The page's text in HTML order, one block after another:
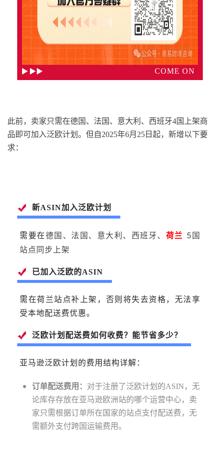
COME ON
此前，卖家只需在德国、法国、意大利、西班牙4国上架商
品即可加入泛欧计划。但自2025年6月25日起，新增以下要
求：
新ASIN加入泛欧计划
需要在德国、法国、意大利、西班牙、 荷兰 5国
站点同步上架
已加入泛欧的ASIN
需在荷兰站点补上架，否则将失去资格，无法享
受本地配送费优惠。
泛欧计划配送费如何收费？能节省多少？
亚马逊泛欧计划的费用结构详解：
订单配送费用： 对于注册了泛欧计划的ASIN，无
论库存存放在亚马逊欧洲站的哪个运营中心，卖
家只需根据订单所在国家的站点支付配送费，无
需额外支付跨国运输费用。